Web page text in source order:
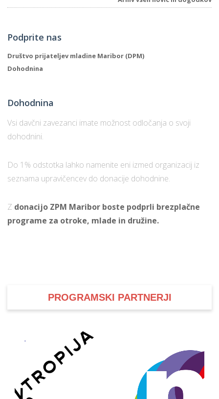
Podprite nas
Društvo prijateljev mladine Maribor (DPM)
Dohodnina
Dohodnina
Vsi davčni zavezanci imate možnost odločanja o svoji
dohodnini.
Do 1% odstotka lahko namenite eni izmed organizacij iz
seznama upravičencev do donacije dohodnine.
Z donacijo ZPM Maribor boste podprli brezplačne
programe za otroke, mlade in družine.
PROGRAMSKI PARTNERJI